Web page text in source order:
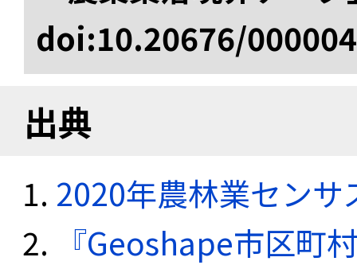
doi:10.20676/
出典
2020年農林業セン
『Geoshape市区町